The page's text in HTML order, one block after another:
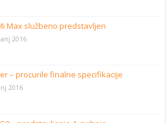
Max službeno predstavljen
2016
– procurile finalne specifikacije
2016